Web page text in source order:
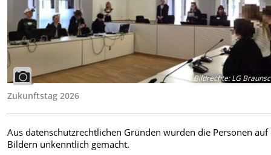
Bildrechte:LG
Zukunftstag 2026
Aus datenschutzrechtlichen Gründen wurden die Personen auf
Bildern unkenntlich gemacht.